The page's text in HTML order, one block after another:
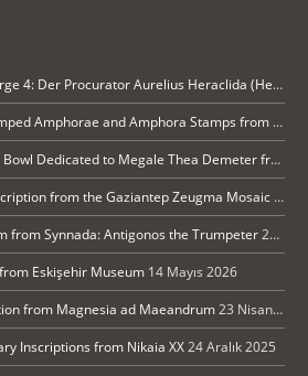
Neue Inschriften aus Perge 4: Der Procurator Aurelius Heraclida (Heraklides) ehrt Kaiser Diocletian in Perge
A Group of Rhodian Stamped Amphorae and Amphora Stamps from Silifke Museum
A New Inscribed Bronze Bowl Dedicated to Megale Thea Demeter from Arykanda
A New Latin Building Inscription from the Gaziantep Zeugma Mosaic Museum
from Synnada: Antigonos the Trumpeter21 Mayıs 2026
Eskişehir Museum 14 Mayıs 2026
from Magnesia ad Maeandrum23 Nisan 2026
Inscriptions from Nikaia XX24 Aralık 2025